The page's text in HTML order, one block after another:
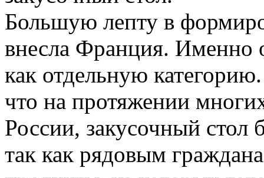
Большую лепту в
внесла Франция. Именно
как отдельную
что на протяжении
России, закусочный стол
так как рядовым